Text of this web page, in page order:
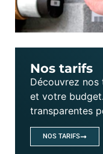
Nos tarifs
Découvrez
et votre
transparentes
NOS TARIFS